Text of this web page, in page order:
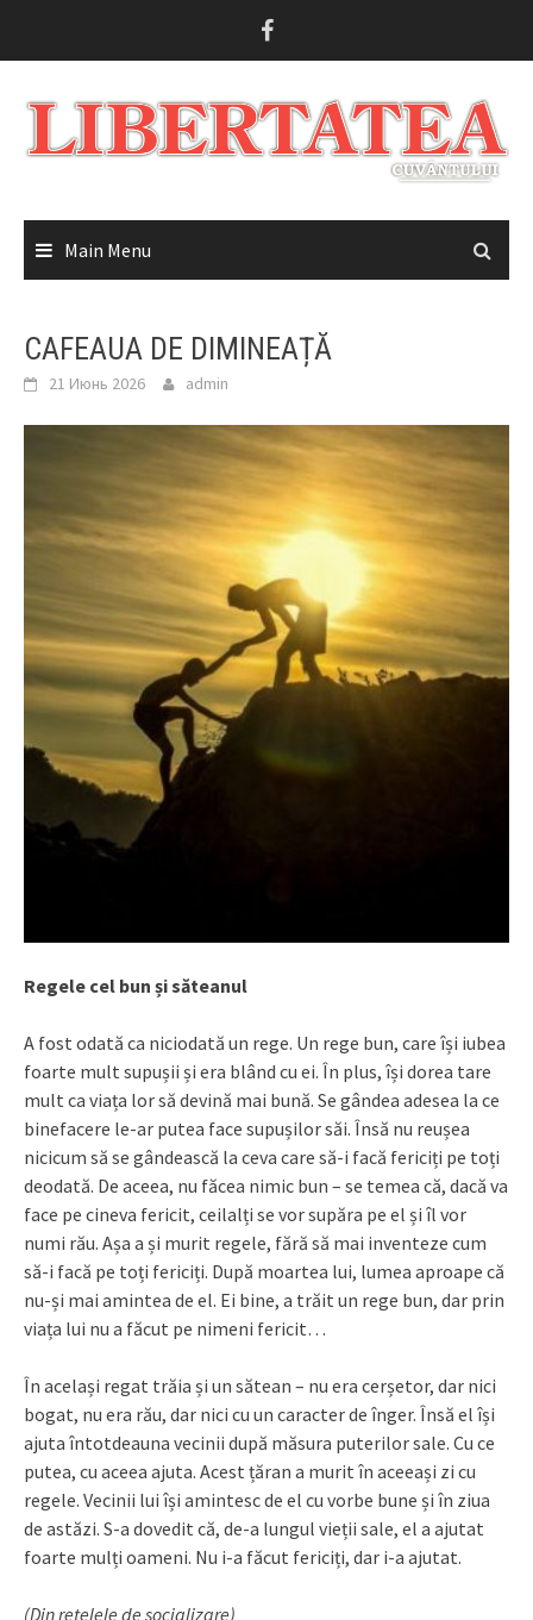
Main Menu
CAFEAUA DE DIMINEAȚĂ
21 Июнь 2026 admin
Regele cel bun și săteanul
A fost odată ca niciodată un rege. Un rege bun, care își iubea
foarte mult supușii și era blând cu ei. În plus, își dorea tare
mult ca viața lor să devină mai bună. Se gândea adesea la ce
binefacere le-ar putea face supușilor săi. Însă nu reușea
nicicum să se gândească la ceva care să-i facă fericiți pe toți
deodată. De aceea, nu făcea nimic bun – se temea că, dacă va
face pe cineva fericit, ceilalți se vor supăra pe el și îl vor
numi rău. Așa a și murit regele, fără să mai inventeze cum
să-i facă pe toți fericiți. După moartea lui, lumea aproape că
nu-și mai amintea de el. Ei bine, a trăit un rege bun, dar prin
viața lui nu a făcut pe nimeni fericit…
În același regat trăia și un sătean – nu era cerșetor, dar nici
bogat, nu era rău, dar nici cu un caracter de înger. Însă el își
ajuta întotdeauna vecinii după măsura puterilor sale. Cu ce
putea, cu aceea ajuta. Acest țăran a murit în aceeași zi cu
regele. Vecinii lui își amintesc de el cu vorbe bune și în ziua
de astăzi. S-a dovedit că, de-a lungul vieții sale, el a ajutat
foarte mulți oameni. Nu i-a făcut fericiți, dar i-a ajutat.
(Din rețelele de socializare)